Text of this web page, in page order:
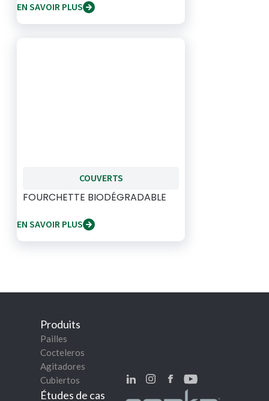
EN SAVOIR PLUS
COUVERTS
FOURCHETTE BIODÉGRADABLE
EN SAVOIR PLUS
Produits
Pailles
Cocteleros
Agitadores
Cubiertos
Études de cas